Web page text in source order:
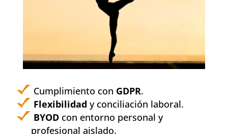
Cumplimiento con GDPR.
Flexibilidad y conciliación laboral.
BYODcon entorno personal y
profesional aislado.